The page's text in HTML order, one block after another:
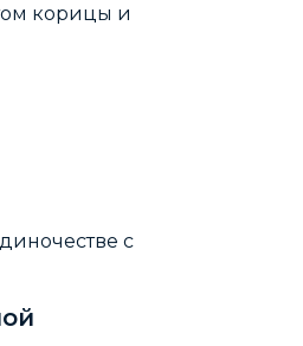
корицы и
с